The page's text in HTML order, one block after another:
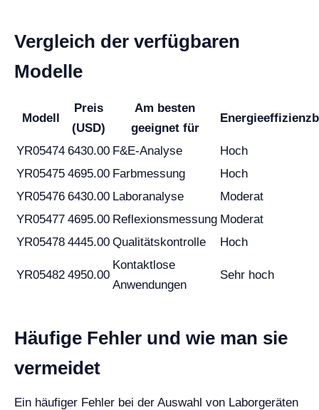
Vergleich der verfügbaren
Modelle
Modell
Preis
(USD)
Am besten
geeignet für
YR05474 6430.00 F&E-Analyse
Hoch
YR05475 4695.00 Farbmessung
Hoch
YR05476 6430.00 Laboranalyse
Moderat
YR05477 4695.00 Reflexionsmessung Moderat
YR05478 4445.00 Qualitätskontrolle Hoch
YR05482 4950.00
Kontaktlose
Anwendungen
Sehr hoch
Häufige Fehler und wie man sie
vermeidet
Ein häufiger Fehler bei der Auswahl von Laborgeräten